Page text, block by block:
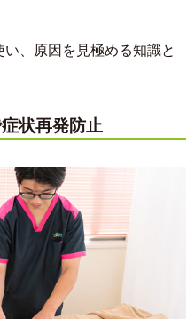
、原因を見極める知識と
状再発防止